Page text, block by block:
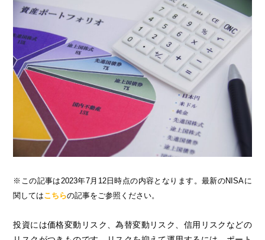
※この記事は2023年7月12日時点の内容となります。最新のNISAに
関してはこちらの記事をご参照ください。
投資には価格変動リスク、為替変動リスク、信用リスクなどの